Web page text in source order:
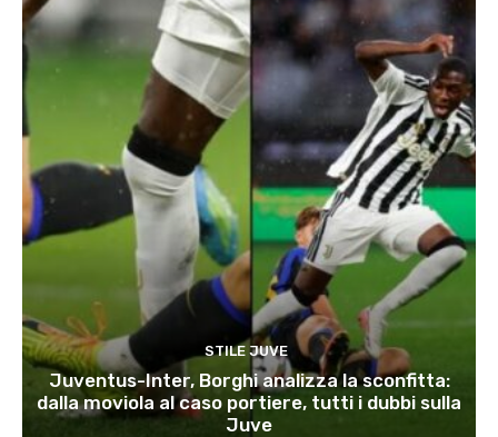
STILE JUVE
Juventus-Inter, Borghi analizza la sconfitta:
dalla moviola al caso portiere, tutti i dubbi sulla
Juve